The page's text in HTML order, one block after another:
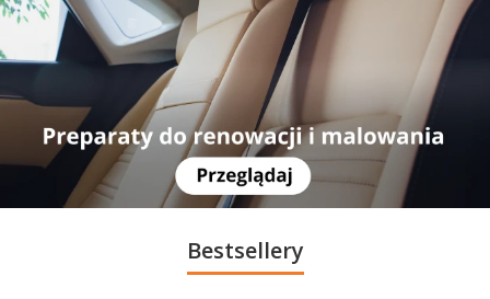
Bestsellery